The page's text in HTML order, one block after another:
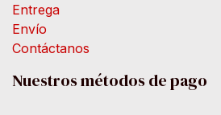
Entrega
Envío
Contáctanos
Nuestros métodos de pago